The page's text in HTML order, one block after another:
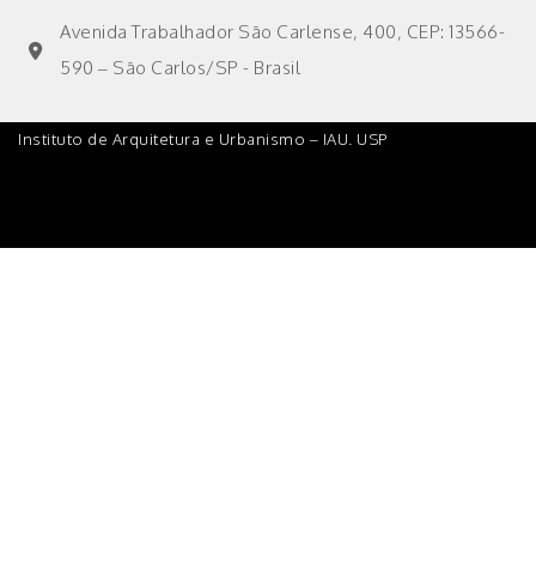
Avenida Trabalhador São Carlense, 400, CEP: 13566-
590 – São Carlos/SP - Brasil
Instituto de Arquitetura e Urbanismo – IAU. USP